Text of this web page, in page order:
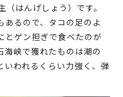
はんげしょう）です。
あるので、タコの足のよ
とゲン担ぎで食べたのが
海峡で獲れたものは潮の
いわれるくらい力強く、弾